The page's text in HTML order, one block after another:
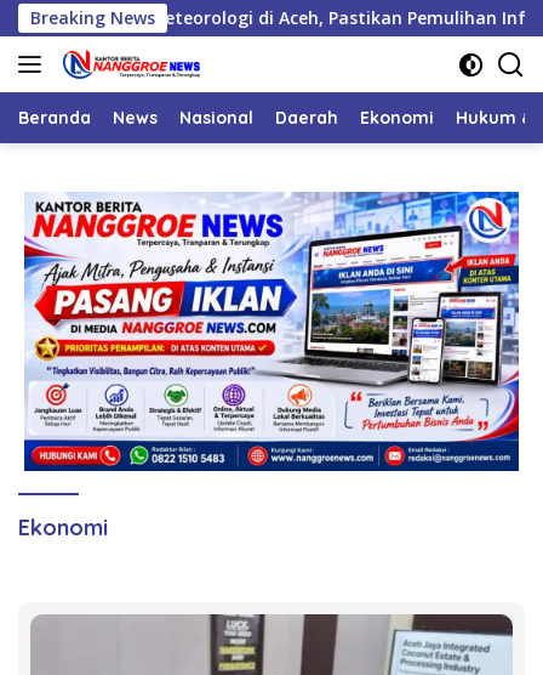
Langsung
ke
konten
Breaking News
Hidrometeorologi di Aceh, Pastikan Pemulihan
Beranda News Nasional Daerah Ekonomi Hukum &
Ekonomi